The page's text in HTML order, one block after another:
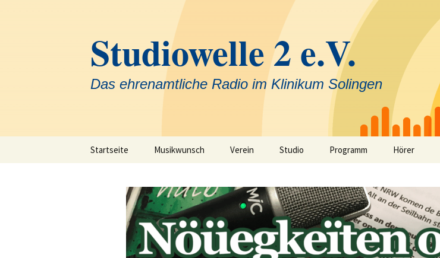
Studiowelle 2 e.V.
Das ehrenamtliche Radio im Klinikum Solingen
Startseite Musikwunsch Verein
Krankenhausfunk
Studio Programm
Platt – aktuelle Mundart
Jeck im Klinikum
TV-Angebot
Hörer